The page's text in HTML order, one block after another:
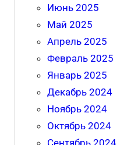
Июнь 2025
Май 2025
Апрель 2025
Февраль 2025
Январь 2025
Декабрь 2024
Ноябрь 2024
Октябрь 2024
Сентябрь 2024